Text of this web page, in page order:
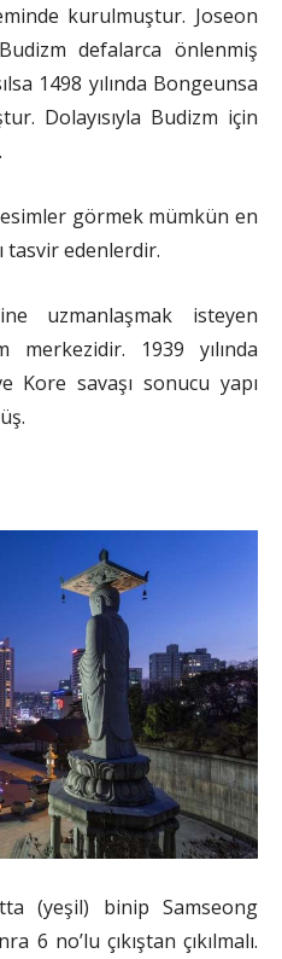
kurulmuştur. Joseon
defalarca önlenmiş
1498 yılında Bongeunsa
Dolayısıyla Budizm için
görmek mümkün en
tasvir edenlerdir.
uzmanlaşmak isteyen
1939 yılında
Kore savaşı sonucu yapı
(yeşil) binip Samseong
6 no’lu çıkıştan çıkılmalı.